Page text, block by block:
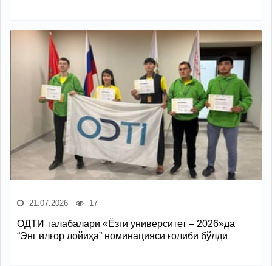
21.07.2026 17
ОДТИ талабалари «Ёзги университет – 2026»да
“Энг илғор лойиҳа” номинацияси ғолиби бўлди